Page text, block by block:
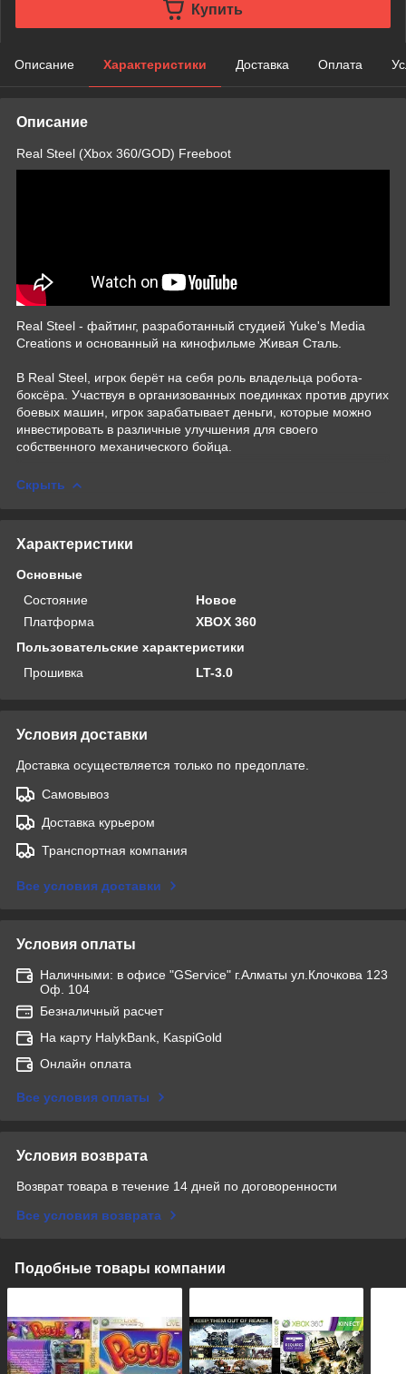
Купить
Описание Характеристики Доставка Оплата
Описание
Real Steel (Xbox 360/GOD) Freeboot
Real Steel - файтинг, разработанный студией Yuke's Media
Creations и основанный на кинофильме Живая Сталь.
В Real Steel, игрок берёт на себя роль владельца робота-
боксёра. Участвуя в организованных поединках против других
боевых машин, игрок зарабатывает деньги, которые можно
инвестировать в различные улучшения для своего
собственного механического бойца.
Скрыть
Характеристики
Основные
Состояние
Новое
Платформа
XBOX 360
Пользовательские характеристики
Прошивка
LT-3.0
Условия доставки
Доставка осуществляется только по предоплате.
Самовывоз
Доставка курьером
Транспортная компания
Все условия доставки
Условия оплаты
Наличными: в офисе "GService" г.Алматы ул.Клочкова 123
Оф. 104
Безналичный расчет
На карту HalykBank, KaspiGold
Онлайн оплата
Все условия оплаты
Условия возврата
Возврат товара в течение 14 дней по договоренности
Все условия возврата
Подобные товары компании